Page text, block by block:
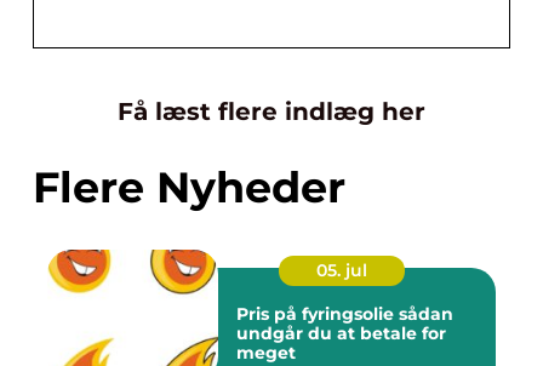
Få læst flere indlæg her
Flere Nyheder
05. jul
Pris på fyringsolie sådan
undgår du at betale for
meget